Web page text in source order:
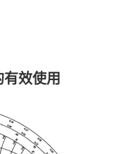
效使用